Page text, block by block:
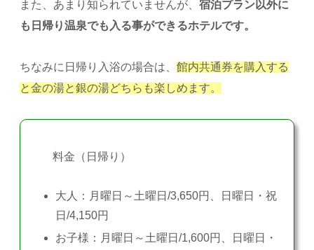
また、あまり知られていませんが、宿泊プラン以外に
も日帰り温泉でも入る事ができるホテルです。
ちなみに日帰り入浴の場合は、館内共通券を購入する
と金の湯と銀の湯どちらも楽しめます。
料金（日帰り）
大人：月曜日～土曜日/3,650円、日曜日・祝
日/4,150円
お子様：月曜日～土曜日/1,600円、日曜日・